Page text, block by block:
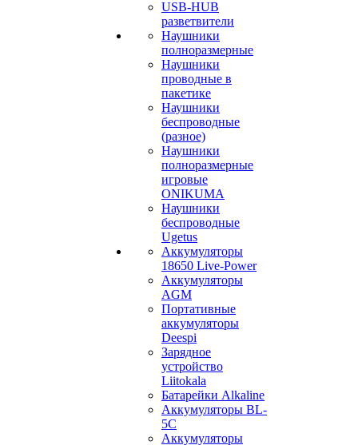
USB-HUB
разветвители
Наушники
полноразмерные
Наушники
проводные в
пакетике
Наушники
беспроводные
(разное)
Наушники
полноразмерные
игровые
ONIKUMA
Наушники
беспроводные
Ugetus
Аккумуляторы
18650 Live-Power
Аккумуляторы
АGM
Портативные
аккумуляторы
Deespi
Зарядное
устройство
Liitokala
Батарейки Alkaline
Аккумуляторы BL-
5C
Аккумуляторы